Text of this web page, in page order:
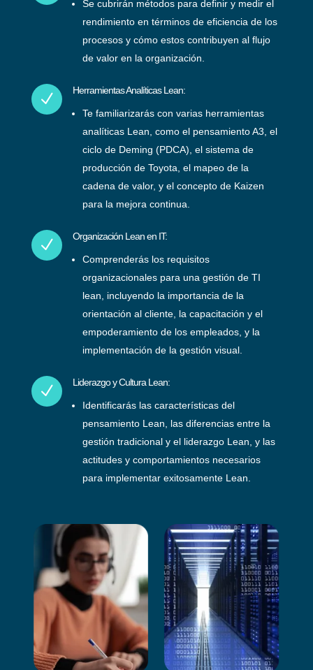
Se cubrirán métodos para definir y medir el
rendimiento en términos de eficiencia de los
procesos y cómo estos contribuyen al flujo
de valor en la organización.
N Herramientas Analíticas Lean:
Te familiarizarás con varias herramientas
analíticas Lean, como el pensamiento A3, el
ciclo de Deming (PDCA), el sistema de
producción de Toyota, el mapeo de la
cadena de valor, y el concepto de Kaizen
para la mejora continua.
N Organización Lean en IT:
Comprenderás los requisitos
organizacionales para una gestión de TI
lean, incluyendo la importancia de la
orientación al cliente, la capacitación y el
empoderamiento de los empleados, y la
implementación de la gestión visual.
N Liderazgo y Cultura Lean:
Identificarás las características del
pensamiento Lean, las diferencias entre la
gestión tradicional y el liderazgo Lean, y las
actitudes y comportamientos necesarios
para implementar exitosamente Lean.